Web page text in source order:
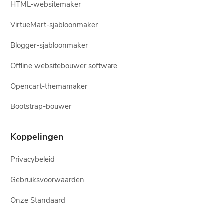
HTML-websitemaker
VirtueMart-sjabloonmaker
Blogger-sjabloonmaker
Offline websitebouwer software
Opencart-themamaker
Bootstrap-bouwer
Koppelingen
Privacybeleid
Gebruiksvoorwaarden
Onze Standaard